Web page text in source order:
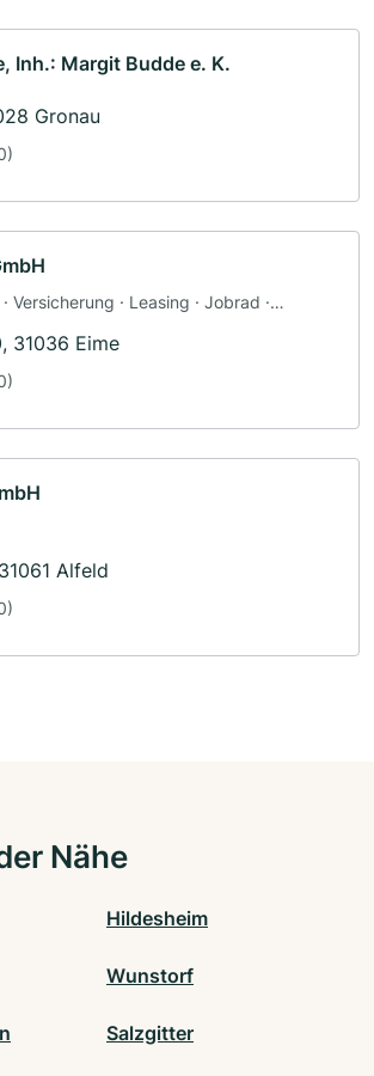
Inh.: Margit Budde e. K.
Gronau
Versicherung · Leasing · Jobrad ·
31036 Eime
Alfeld
Nähe
Hildesheim
Wunstorf
Salzgitter